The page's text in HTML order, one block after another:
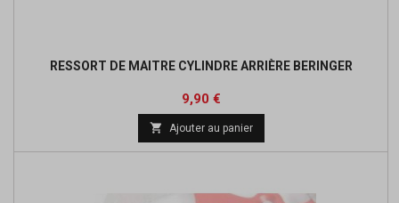
RESSORT DE MAITRE CYLINDRE ARRIÈRE BERINGER
Prix
9,90 €
 Ajouter au panier